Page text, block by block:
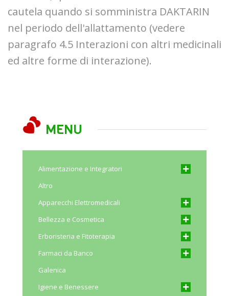
cautela quando si somministra DAKTARIN
nel periodo dell'allattamento (vedere
paragrafo 4.5 Interazioni con altri medicinali
ed altre forme di interazione).
MENU
Alimentazione e Integratori
Altro
Apparecchi Elettromedicali
Bellezza e Cosmetica
Erboristeria e Fitoterapia
Farmaci da Banco
Galenica
Igiene e Benessere